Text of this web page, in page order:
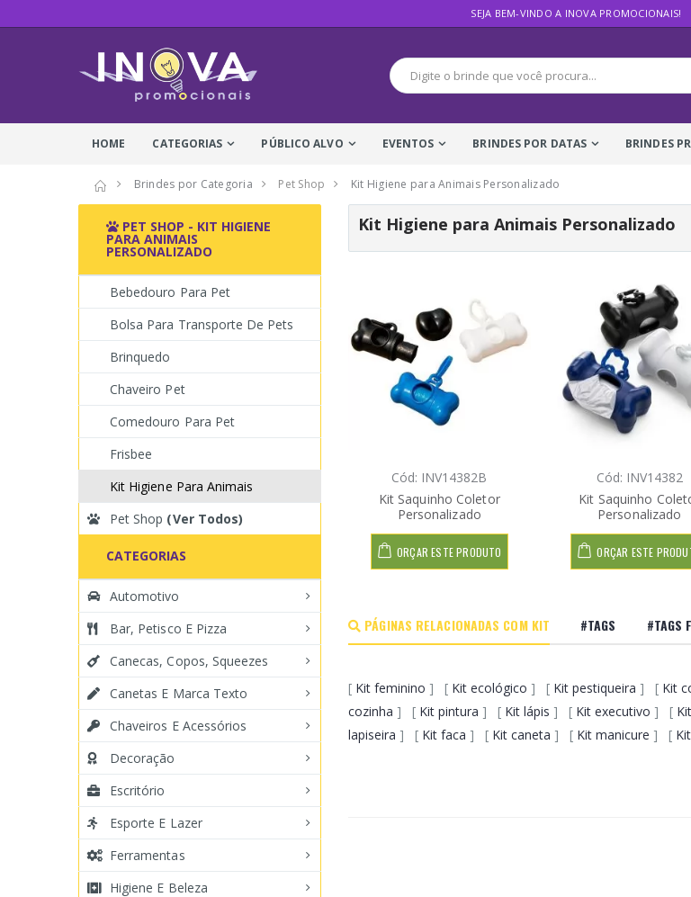
SEJA BEM-VINDO A INOVA PROMOCIONAIS!
HOME CATEGORIAS PÚBLICO ALVO EVENTOS BRINDES POR DATAS BRINDES
Brindes por Categoria Pet Shop Kit Higiene para Animais Personalizado
Kit Higiene para Animais Personalizado
Cód: INV14382B
Kit Saquinho Coletor
Personalizado
ORÇAR ESTE PRODUTO
Cód: INV14382
Kit Saquinho
Personalizado
ORÇAR ESTE
PÁGINAS RELACIONADAS COM KIT #TAGS #TAGS
[ Kit feminino ] [ Kit ecológico ] [ Kit pestiqueira ] [ Kit
cozinha ] [ Kit pintura ] [ Kit lápis ] [ Kit executivo ] [
lapiseira ] [ Kit faca ] [ Kit caneta ] [ Kit manicure ] [
PET SHOP - KIT HIGIENE
PARA ANIMAIS
PERSONALIZADO
Bebedouro Para Pet
Bolsa Para Transporte De Pets
Brinquedo
Chaveiro Pet
Comedouro Para Pet
Frisbee
Kit Higiene Para Animais
Pet Shop (Ver Todos)
CATEGORIAS
Automotivo
Bar, Petisco E Pizza
Canecas, Copos, Squeezes
Canetas E Marca Texto
Chaveiros E Acessórios
Decoração
Escritório
Esporte E Lazer
Ferramentas
Higiene E Beleza